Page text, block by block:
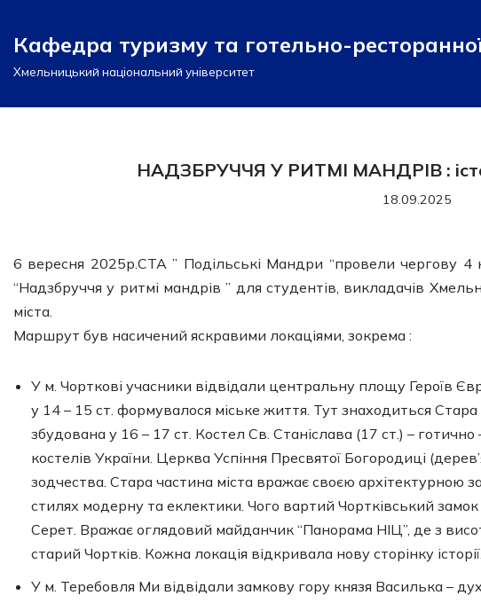
Перейти
до
Кафедра туризму та готельно-
Хмельницький національний університет
НАДЗБРУЧЧЯ У РИТМІ МАНДРІВ :
18.09.2025
6 вересня 2025р.СТА ” Подільські Мандри “провели чергову 4
“Надзбруччя у ритмі мандрів ” для студентів, викладачів
міста.
Маршрут був насичений яскравими локаціями, зокрема :
У м. Чорткові учасники відвідали центральну площу Героїв
у 14 – 15 ст. формувалося міське життя. Тут знаходиться
збудована у 16 – 17 ст. Костел Св. Станіслава (17 ст.) –
костелів України. Церква Успіння Пресвятої Богородиці
зодчества. Стара частина міста вражає своєю архітектурною
стилях модерну та еклектики. Чого вартий Чортківський
Серет. Вражає оглядовий майданчик “Панорама НІЦ”, де з
старий Чортків. Кожна локація відкривала нову сторінку історії.
У м. Теребовля Ми відвідали замкову гору князя Василька –